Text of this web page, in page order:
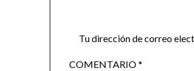
Tu dirección de correo
COMENTARIO*